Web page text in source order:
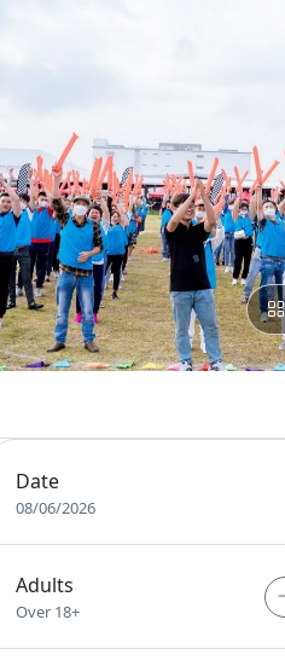
Date
08/06/2026
Adults
Over 18+